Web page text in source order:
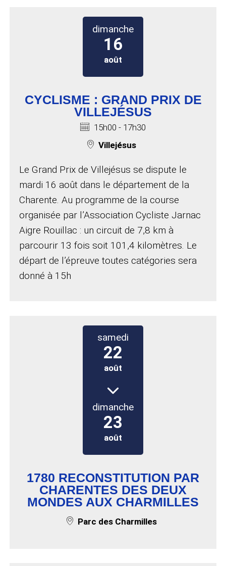
dimanche 16 août 2026 à
dimanche
16
août
CYCLISME : GRAND PRIX DE
VILLEJÉSUS
Horaires :
15h00 - 17h30
Lieu de l'événement :
Villejésus
Le Grand Prix de Villejésus se dispute le
mardi 16 août dans le département de la
Charente. Au programme de la course
organisée par l’Association Cycliste Jarnac
Aigre Rouillac : un circuit de 7,8 km à
parcourir 13 fois soit 101,4 kilomètres. Le
départ de l’épreuve toutes catégories sera
donné à 15h
samedi 22 août à 12h00
samedi
22
août
dimanche
23
août
1780 RECONSTITUTION PAR
CHARENTES DES DEUX
MONDES AUX CHARMILLES
Lieu de l'événement :
Parc des Charmilles